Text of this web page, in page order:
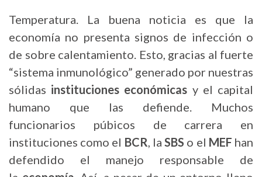
Temperatura. La buena noticia es que la
economía no presenta signos de infección o
de sobre calentamiento. Esto, gracias al fuerte
“sistema inmunológico” generado por nuestras
sólidas instituciones económicas y el capital
humano que las defiende. Muchos
funcionarios púbicos de carrera en
instituciones como el BCR, laSBS o el MEF han
defendido el manejo responsable de